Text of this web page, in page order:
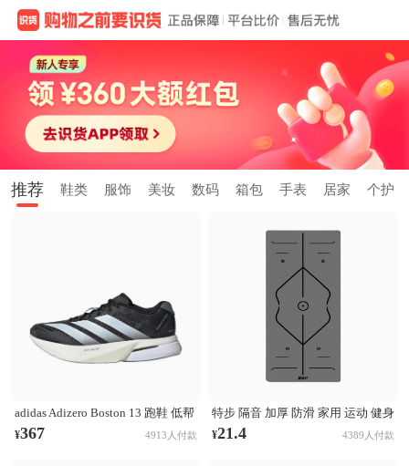
推荐 鞋类 服饰 美妆 数码 箱包 手表 居家 个护
adidas Adizero Boston 13 跑鞋 低帮
系带防滑耐磨透气玻纤柱竞训支撑
¥367 4913人付款
特步 隔音 加厚 防滑 家用 运动 健身
跳操 TPE 方形 瑜伽垫 AJA001 浅灰
¥21.4 4389人付款